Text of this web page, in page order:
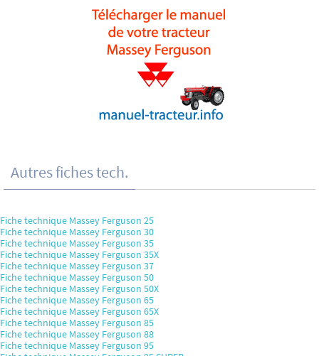
Autres fiches tech.
Fiche technique Massey Ferguson 25
Fiche technique Massey Ferguson 30
Fiche technique Massey Ferguson 35
Fiche technique Massey Ferguson 35X
Fiche technique Massey Ferguson 37
Fiche technique Massey Ferguson 50
Fiche technique Massey Ferguson 50X
Fiche technique Massey Ferguson 65
Fiche technique Massey Ferguson 65X
Fiche technique Massey Ferguson 85
Fiche technique Massey Ferguson 88
Fiche technique Massey Ferguson 95